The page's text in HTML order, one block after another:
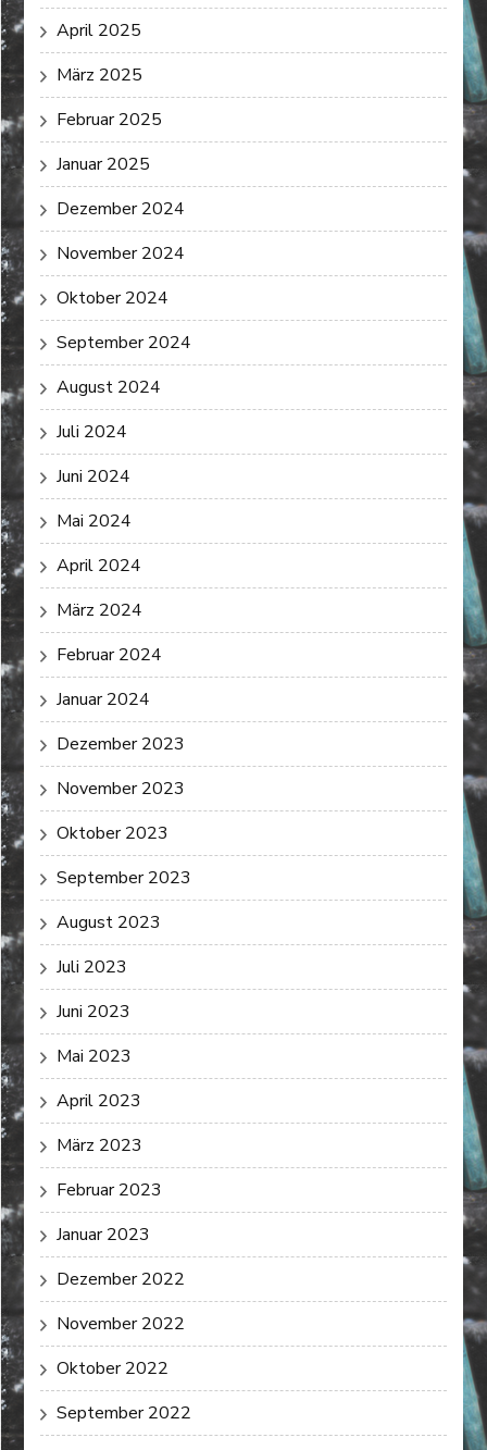
April 2025
März 2025
Februar 2025
Januar 2025
Dezember 2024
November 2024
Oktober 2024
September 2024
August 2024
Juli 2024
Juni 2024
Mai 2024
April 2024
März 2024
Februar 2024
Januar 2024
Dezember 2023
November 2023
Oktober 2023
September 2023
August 2023
Juli 2023
Juni 2023
Mai 2023
April 2023
März 2023
Februar 2023
Januar 2023
Dezember 2022
November 2022
Oktober 2022
September 2022